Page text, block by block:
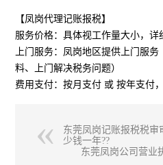
【凤岗代理记账报税】
服务价格：具体视工作量大小，详
上门服务：凤岗地区提供上门服
料、上门解决税务问题）
费用支付：按月支付 或 按年支付
东莞凤岗记账报税税审
少钱一年??
东莞凤岗公司营业